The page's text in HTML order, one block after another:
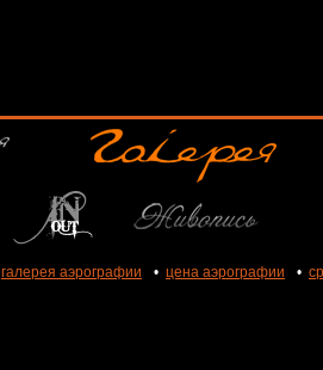
галерея аэрографии • цена аэрографии •